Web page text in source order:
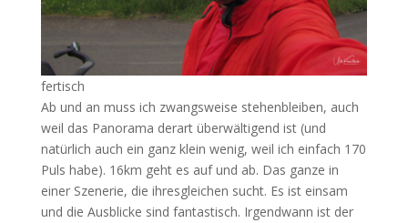
fertisch
Ab und an muss ich zwangsweise stehenbleiben, auch
weil das Panorama derart überwältigend ist (und
natürlich auch ein ganz klein wenig, weil ich einfach 170
Puls habe). 16km geht es auf und ab. Das ganze in
einer Szenerie, die ihresgleichen sucht. Es ist einsam
und die Ausblicke sind fantastisch. Irgendwann ist der